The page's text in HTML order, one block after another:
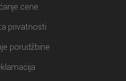
cene
privatnosti
porudžbine